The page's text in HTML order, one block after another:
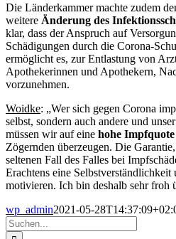
Die Länderkammer machte zudem
weitere Änderung des
klar, dass der Anspruch auf
Schädigungen durch die Corona-
ermöglicht es, zur Entlastung von
Apothekerinnen und Apothekern,
vorzunehmen.
Woidke: „Wer sich gegen Corona
selbst, sondern auch andere und
müssen wir auf eine hohe Impfquote
Zögernden überzeugen. Die
seltenen Fall des Falles bei
Erachtens eine Selbstverständlichkeit
motivieren. Ich bin deshalb sehr froh
wp_admin2021-05-
Suche
nach: